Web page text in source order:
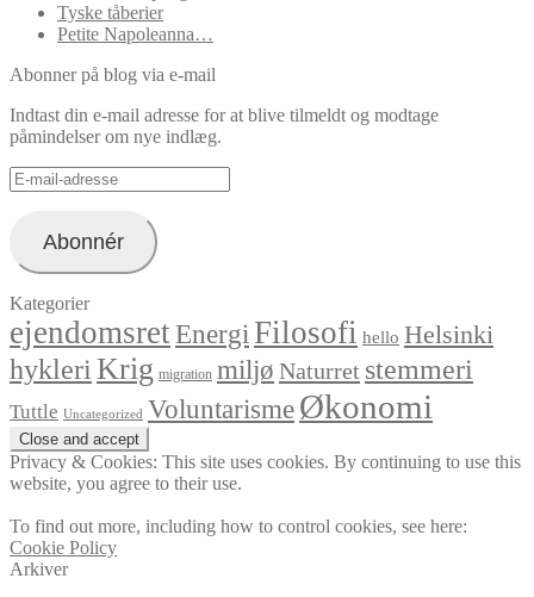
Tyske tåberier
Petite Napoleanna…
Abonner på blog via e-mail
Indtast din e-mail adresse for at blive tilmeldt og modtage
påmindelser om nye indlæg.
E-
mail-
Abonnér
Kategorier
ejendomsretEnergi Filosofi hello Helsinki
hykleri Krig migration miljø Naturret stemmeri
Tuttle Uncategorized VoluntarismeØkonomi
Privacy & Cookies: This site uses cookies. By continuing to use this
website, you agree to their use.
To find out more, including how to control cookies, see here:
Cookie Policy
Arkiver